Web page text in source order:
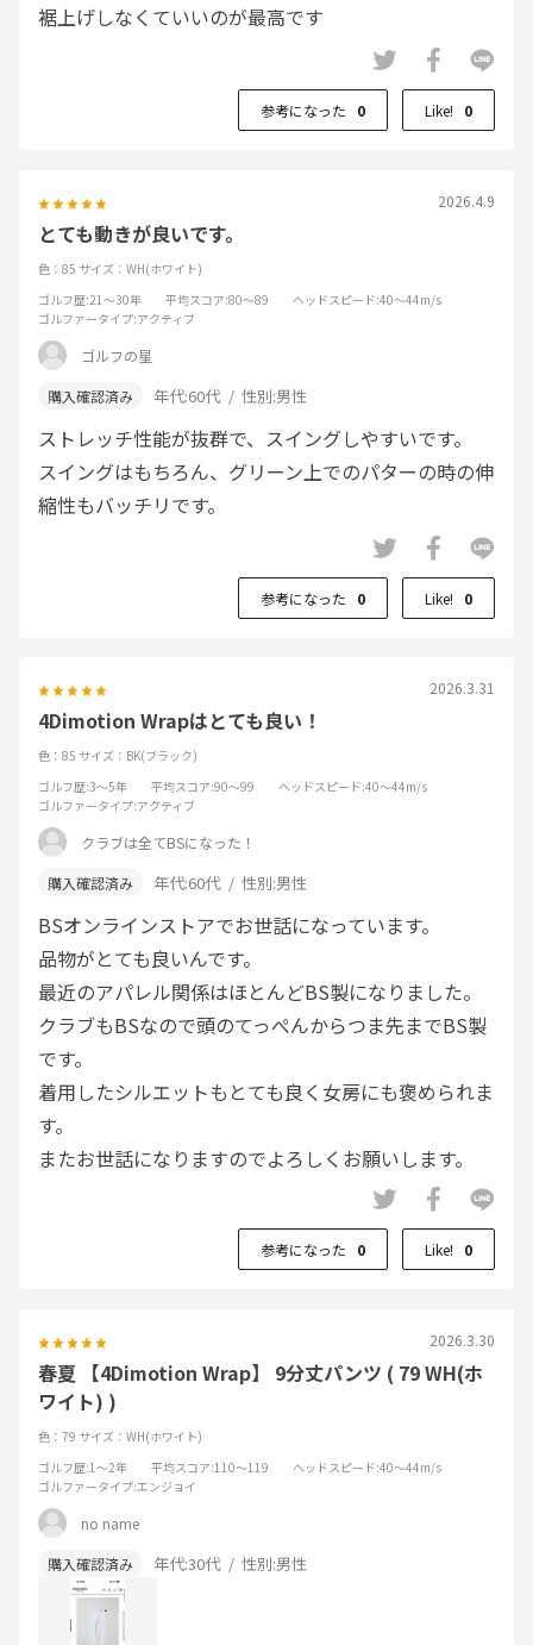
裾上げしなくていいのが最高です
参考になった 0 Like! 0
2026.4.9
とても動きが良いです。
色：85 サイズ：WH(ホワイト)
ゴルフ歴:21～30年 平均スコア:80～89 ヘッドスピード:40～44m/s
ゴルファータイプ:アクティブ
ゴルフの星
年代:60代 性別:男性
ストレッチ性能が抜群で、スイングしやすいです。
スイングはもちろん、グリーン上でのパターの時の伸
縮性もバッチリです。
参考になった 0 Like! 0
2026.3.31
4Dimotion Wrapはとても良い！
色：85 サイズ：BK(ブラック)
ゴルフ歴:3～5年 平均スコア:90～99 ヘッドスピード:40～44m/s
ゴルファータイプ:アクティブ
クラブは全てBSになった！
年代:60代 性別:男性
BSオンラインストアでお世話になっています。
品物がとても良いんです。
最近のアパレル関係はほとんどBS製になりました。
クラブもBSなので頭のてっぺんからつま先までBS製
です。
着用したシルエットもとても良く女房にも褒められま
す。
またお世話になりますのでよろしくお願いします。
参考になった 0 Like! 0
2026.3.30
春夏 【4Dimotion Wrap】 9分丈パンツ ( 79 WH(ホ
ワイト) )
色：79 サイズ：WH(ホワイト)
ゴルフ歴:1～2年 平均スコア:110～119 ヘッドスピード:40～44m/s
ゴルファータイプ:エンジョイ
no name
年代:30代 性別:男性